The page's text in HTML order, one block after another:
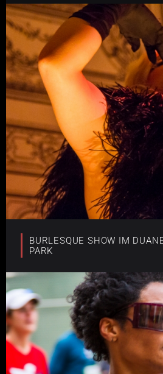
BURLESQUE SHOW IM
PARK